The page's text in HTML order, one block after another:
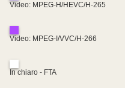
Video: MPEG-H/HEVC/H-265
Video: MPEG-I/VVC/H-266
In chiaro - FTA